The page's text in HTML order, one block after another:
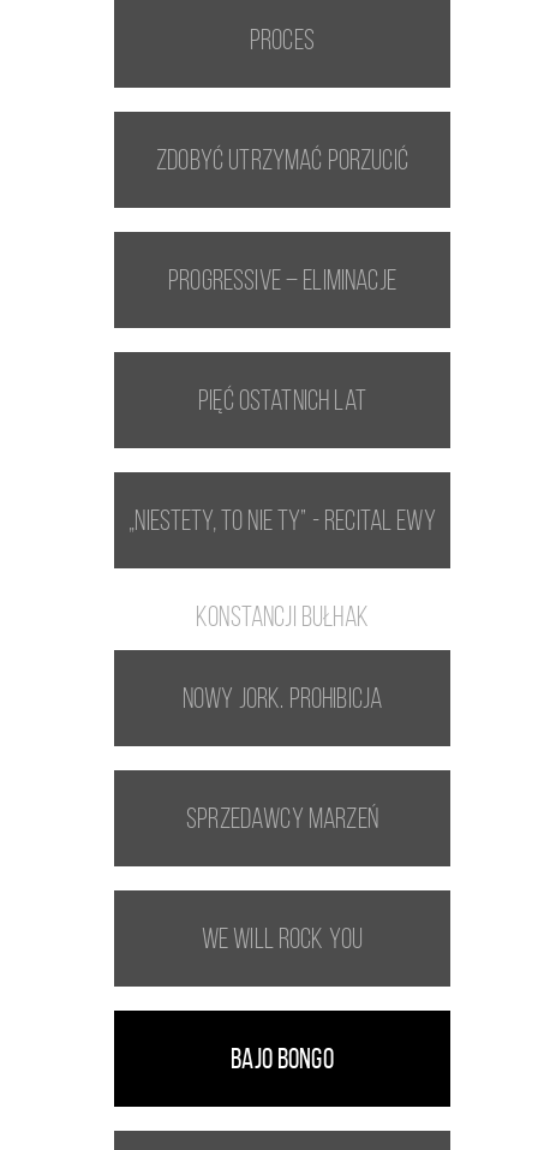
Proces
Zdobyć utrzymać porzucić
Progressive – eliminacje
Pięć ostatnich lat
„Niestety, to nie Ty” - recital Ewy
Konstancji Bułhak
Nowy Jork. Prohibicja
Sprzedawcy marzeń
We Will Rock You
BAJO BONGO